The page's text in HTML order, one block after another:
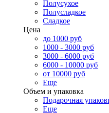
Полусухое
Полусладкое
Сладкое
Цена
до 1000 руб
1000 - 3000 руб
3000 - 6000 руб
6000 - 10000 руб
от 10000 руб
Еще
Объем и упаковка
Подарочная
Еще